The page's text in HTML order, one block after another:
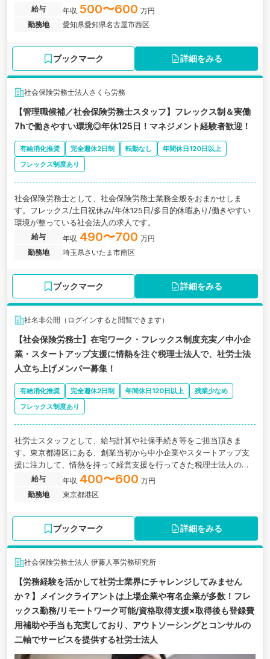
継続率95％以上！企業型DCの導入を専門に支援する成長企業です。
給与 年収 500〜600 万円
勤務地
愛知県愛知県名古屋市西区
ブックマーク 詳細をみる
社会保険労務士法人さくら労務
【管理職候補／社会保険労務士スタッフ】フレックス制＆実働
7hで働きやすい環境◎年休125日！マネジメント経験者歓迎！
有給消化推奨 完全週休2日制 転勤なし
年間休日120日以上
フレックス制度あり
社会保険労務士として、社会保険労務士業務全般をおまかせしま
す。フレックス/土日祝休み/年休125日/多目的休暇あり/働きやすい
環境が整っている社会法人の求人です。
給与 年収 490〜700 万円
勤務地
埼玉県さいたま市南区
ブックマーク 詳細をみる
社名非公開（ログインすると閲覧できます）
【社会保険労務士】在宅ワーク・フレックス制度充実／中小企
業・スタートアップ支援に情熱を注ぐ税理士法人で、社労士法
人立ち上げメンバー募集！
有給消化推奨 完全週休2日制 年間休日120日以上
残業少なめ
フレックス制度あり
社労士スタッフとして、給与計算や社保手続き等をご担当頂きま
す。東京都港区にある、創業当初から中小企業やスタートアップ支
援に注力して、情熱を持って経営支援を行ってきた税理士法人の求
人です。
給与 年収 400〜600 万円
勤務地
東京都港区
ブックマーク 詳細をみる
社会保険労務士法人 伊藤人事労務研究所
【労務経験を活かして社労士業界にチャレンジしてみません
か？】メインクライアントは上場企業や有名企業が多数！フレ
ックス勤務/リモートワーク可能/資格取得支援×取得後も登録費
用補助や手当も充実しており、アウトソーシングとコンサルの
二軸でサービスを提供する社労士法人